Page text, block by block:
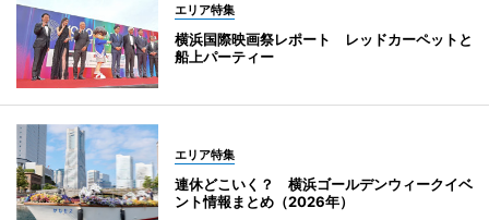
エリア特集
横浜国際映画祭レポート レッドカーペットと
船上パーティー
エリア特集
連休どこいく？ 横浜ゴールデンウィークイベ
ント情報まとめ（2026年）